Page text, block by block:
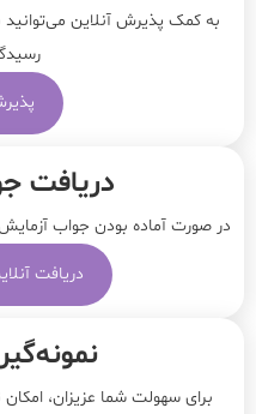
به کمک پذیرش آنلاین
دریافت
در صورت آماده بودن جواب
دریافت
برای سهولت شما عزیزان،